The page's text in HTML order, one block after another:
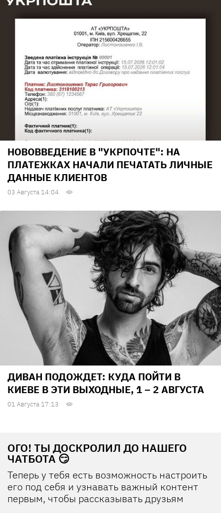
НОВОВВЕДЕНИЕ В "УКРПОЧТЕ": НА
ПЛАТЕЖКАХ НАЧАЛИ ПЕЧАТАТЬ ЛИЧНЫЕ
ДАННЫЕ КЛИЕНТОВ
03 Августа 14:04
ДИВАН ПОДОЖДЕТ: КУДА ПОЙТИ В
КИЕВЕ В ЭТИ ВЫХОДНЫЕ, 1 – 2 АВГУСТА
01 Августа 17:13
ОГО! ТЫ ДОСКРОЛИЛ ДО НАШЕГО
ЧАТБОТА 😏
Теперь у тебя есть возможность настроить
его под себя и узнавать важный контент
первым, чтобы рассказывать друзьям